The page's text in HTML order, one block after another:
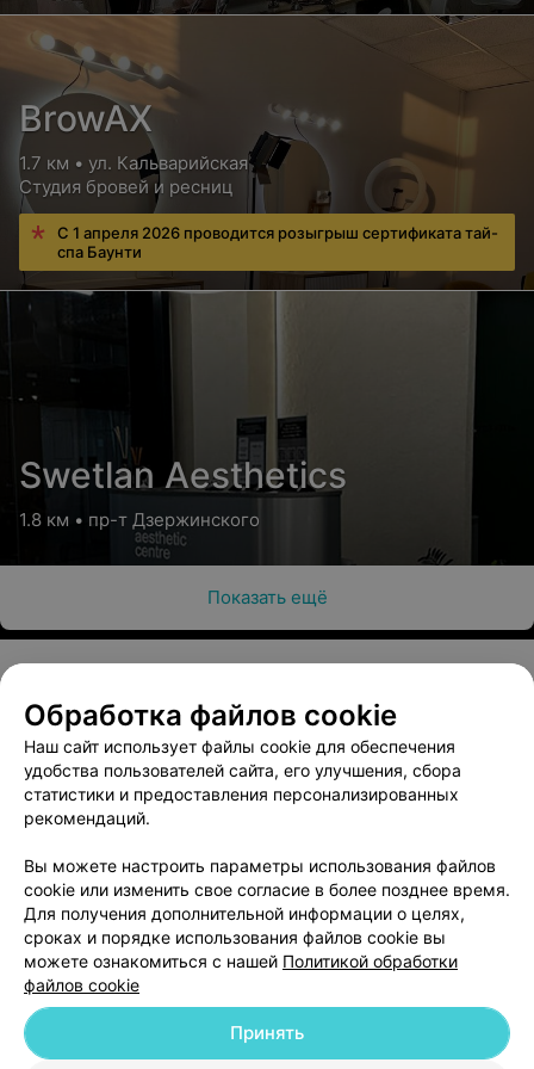
Цена по запросу
Расход по граммам красителей
Цена по запросу
BrowAX
1.7 км • ул. Кальварийская
Студия бровей и ресниц
С 1 апреля 2026 проводится розыгрыш сертификата тай-
спа Баунти
Swetlan Aesthetics
1.8 км • пр-т Дзержинского
Показать ещё
О проекте Новости проекта
Размещение рекламы
Медицинский маркетинг
Публичный договор
Пользовательское соглашение
Способы оплаты
Написать в поддержку
Персональные настройки cookie
Обработка персональных данных
Обработка файлов cookie
Наш сайт использует файлы cookie для обеспечения
удобства пользователей сайта, его улучшения, сбора
статистики и предоставления персонализированных
рекомендаций.
Вы можете настроить параметры использования файлов
cookie или изменить свое согласие в более позднее время.
Для получения дополнительной информации о целях,
сроках и порядке использования файлов cookie вы
можете ознакомиться с нашей Политикой обработки
файлов cookie
Принять